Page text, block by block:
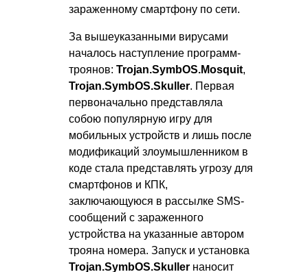
зараженному смартфону по сети.
За вышеуказанными вирусами
началось наступление программ-
троянов: Trojan.SymbOS.Mosquit,
Trojan.SymbOS.Skuller. Первая
первоначально представляла
собою популярную игру для
мобильных устройств и лишь после
модификаций злоумышленником в
коде стала представлять угрозу для
смартфонов и КПК,
заключающуюся в рассылке SMS-
сообщений с зараженного
устройства на указанные автором
трояна номера. Запуск и установка
Trojan.SymbOS.Skuller наносит